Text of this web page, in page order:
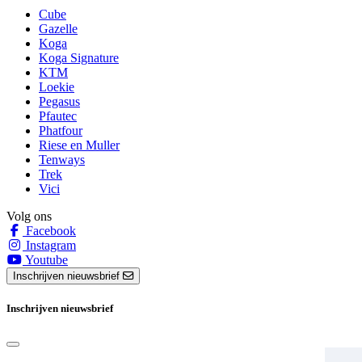
Cube
Gazelle
Koga
Koga Signature
KTM
Loekie
Pegasus
Pfautec
Phatfour
Riese en Muller
Tenways
Trek
Vici
Volg ons
Facebook
Instagram
Youtube
Inschrijven nieuwsbrief
Inschrijven nieuwsbrief